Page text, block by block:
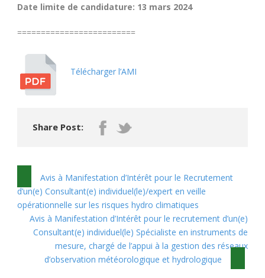
Date limite de candidature: 13 mars 2024
=========================
Télécharger l’AMI
Share Post:
Avis à Manifestation d’Intérêt pour le Recrutement
d’un(e) Consultant(e) individuel(le)/expert en veille
opérationnelle sur les risques hydro climatiques
Avis à Manifestation d’Intérêt pour le recrutement d’un(e)
Consultant(e) individuel(le) Spécialiste en instruments de
mesure, chargé de l’appui à la gestion des réseaux
d’observation météorologique et hydrologique